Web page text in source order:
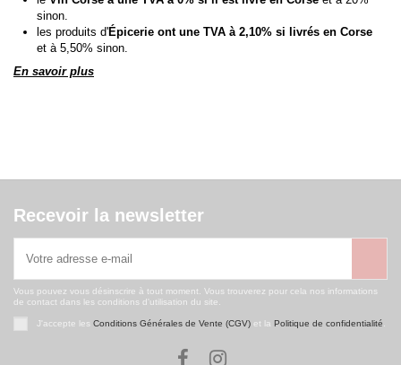
sinon.
les produits d'Épicerie ont une TVA à 2,10% si livrés en Corse
et à 5,50% sinon.
En savoir plus
Recevoir la newsletter
Vous pouvez vous désinscrire à tout moment. Vous trouverez pour cela nos informations
de contact dans les conditions d'utilisation du site.
J'accepte les Conditions Générales de Vente (CGV)et la Politique de confidentialité